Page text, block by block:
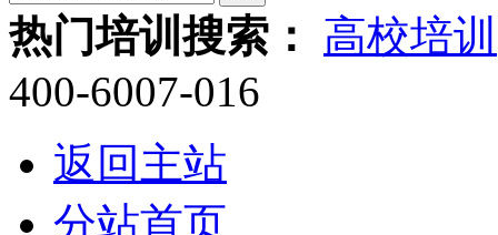
热门培训搜索：
高校培训
400-6007-016
返回主站
分站首页